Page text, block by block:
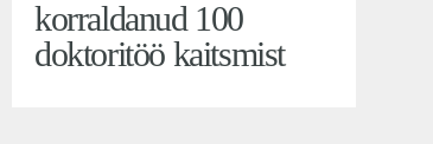
korraldanud 100
doktoritöö kaitsmist